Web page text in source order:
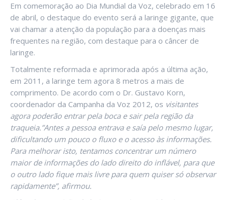
Em comemoração ao Dia Mundial da Voz, celebrado em 16
de abril, o destaque do evento será a laringe gigante, que
vai chamar a atenção da população para a doenças mais
frequentes na região, com destaque para o câncer de
laringe.
Totalmente reformada e aprimorada após a última ação,
em 2011, a laringe tem agora 8 metros a mais de
comprimento. De acordo com o Dr. Gustavo Korn,
coordenador da Campanha da Voz 2012, os visitantes
agora poderão entrar pela boca e sair pela região da
traqueia.”Antes a pessoa entrava e saía pelo mesmo lugar,
dificultando um pouco o fluxo e o acesso às informações.
Para melhorar isto, tentamos concentrar um número
maior de informações do lado direito do inflável, para que
o outro lado fique mais livre para quem quiser só observar
rapidamente”, afirmou.